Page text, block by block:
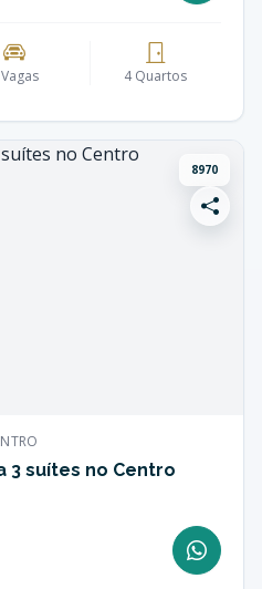
4 Quartos
8970
3 suítes no Centro